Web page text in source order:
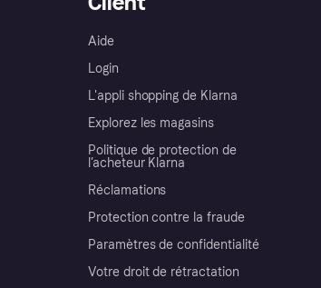
Aide
Login
L'appli shopping de Klarna
Explorez les magasins
Politique de protection de
l’acheteur Klarna
Réclamations
Protection contre la fraude
Paramètres de confidentialité
Votre droit de rétractation